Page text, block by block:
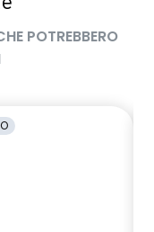
POTREBBERO